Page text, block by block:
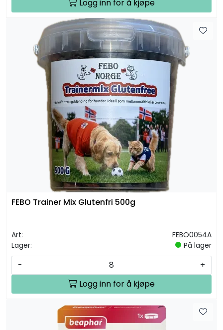
Logg inn for å kjøpe
FEBO Trainer Mix Glutenfri 500g
Art:
FEBO0054A
Lager:
På lager
-
+
Logg inn for å kjøpe